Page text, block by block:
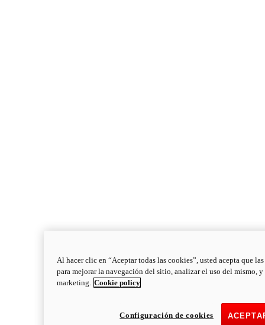
Al hacer clic en “Aceptar todas las cookies”, usted acepta que
para mejorar la navegación del sitio, analizar el uso del mismo,
marketing. Cookie policy
Configuración de cookies